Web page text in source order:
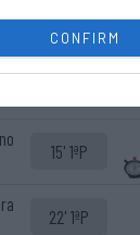
CONFIRM
9' 1ªP
15' 1ªP
22' 1ªP